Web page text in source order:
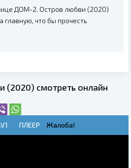
ДОМ-2. Остров любви (2020)
главную, что бы прочесть
смотреть онлайн
ПЛЕЕР Жалоба!